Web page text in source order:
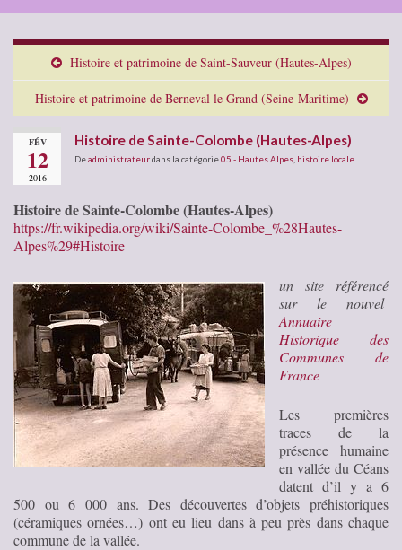
Histoire et patrimoine de Saint-Sauveur (Hautes-Alpes)
Histoire et patrimoine de Berneval le Grand (Seine-Maritime)
FÉV
12
2016
Histoire de Sainte-Colombe (Hautes-Alpes)
Deadministrateurdans la catégorie05 - Hautes Alpes histoire locale
Histoire de Sainte-Colombe (Hautes-Alpes)
https://fr.wikipedia.org/wiki/Sainte-Colombe_%28Hautes-
Alpes%29#Histoire
un site référencé
sur le nouvel
Annuaire
Historique des
Communes de
France
Les premières
traces de la
présence humaine
en vallée du Céans
datent d’il y a 6
500 ou 6 000 ans. Des découvertes d’objets préhistoriques
(céramiques ornées…) ont eu lieu dans à peu près dans chaque
commune de la vallée.